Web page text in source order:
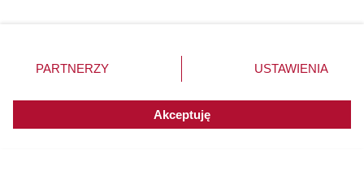
zmienić/wycofać klikając przycisk ustawień prywatności
znajdujący się w lewym dolnym rogu strony. Niektóre
użytkownika, ale masz prawo sprzeciwić się takiemu
przetwarzaniu. Preferencje będą miały zastosowania do
PARTNERZY USTAWIENIA
Akceptuję